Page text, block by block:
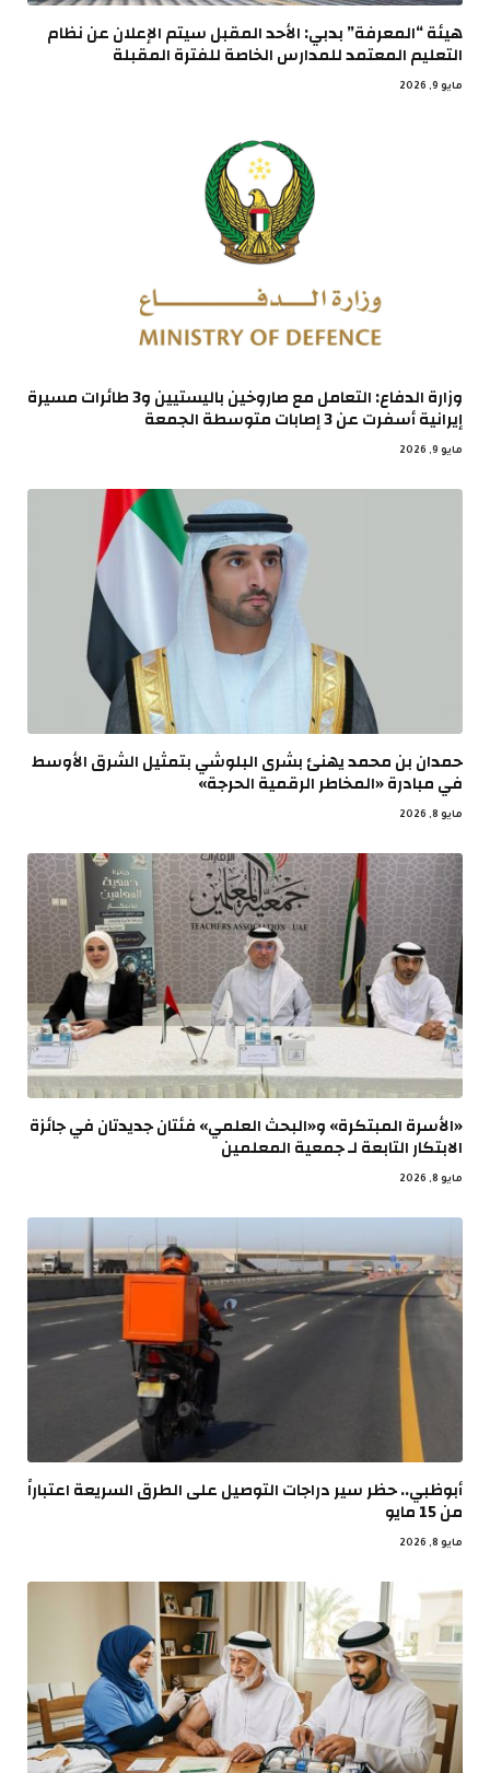
هيئة “المعرفة” بدبي: الأحد المقبل سيتم الإعلان عن نظام
التعليم المعتمد للمدارس الخاصة للفترة المقبلة
مايو 9, 2026
وزارة الدفاع: التعامل مع صاروخين باليستيين و3 طائرات مسيرة
إيرانية أسفرت عن 3 إصابات متوسطة الجمعة
مايو 9, 2026
حمدان بن محمد يهنئ بشرى البلوشي بتمثيل الشرق الأوسط
في مبادرة «المخاطر الرقمية الحرجة»
مايو 8, 2026
«الأسرة المبتكرة» و«البحث العلمي» فئتان جديدتان في جائزة
الابتكار التابعة لـ جمعية المعلمين
مايو 8, 2026
أبوظبي.. حظر سير دراجات التوصيل على الطرق السريعة اعتباراً
من 15 مايو
مايو 8, 2026